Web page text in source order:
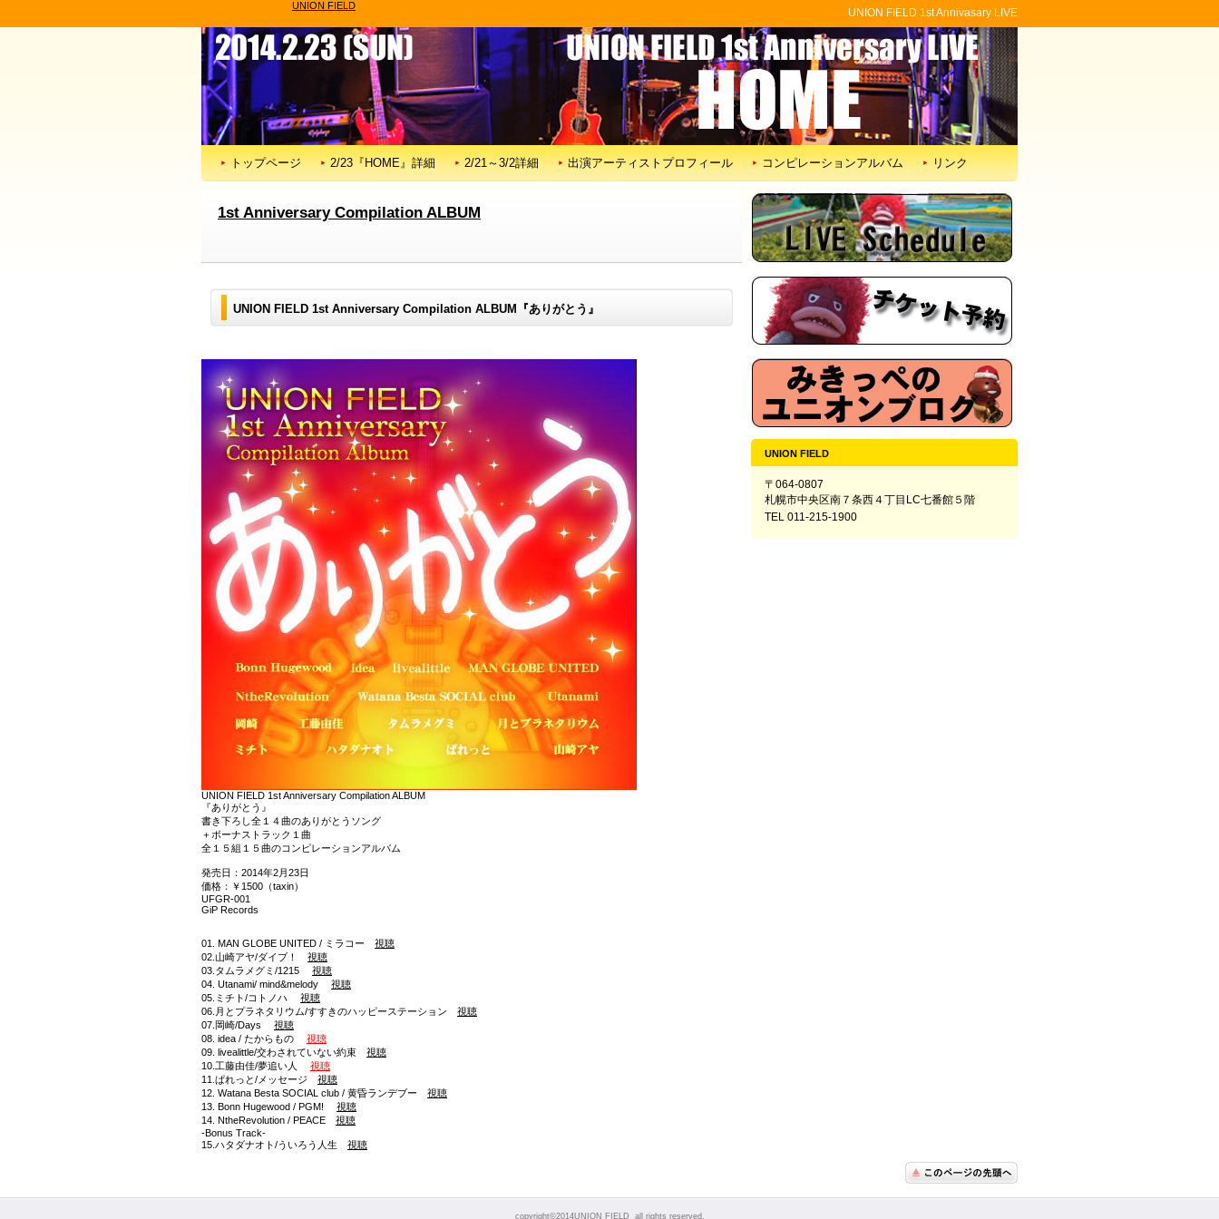
UNION FIELD 1st Annivasary LIVE
UNION FIELD
1st Anniversary Compilation ALBUM
UNION FIELD 1st Anniversary Compilation ALBUM『ありがとう』
UNION FIELD 1st Anniversary Compilation ALBUM
『ありがとう』
書き下ろし全１４曲のありがとうソング
＋ボーナストラック１曲
全１５組１５曲のコンピレーションアルバム
発売日：2014年2月23日
価格：￥1500（taxin）
UFGR-001
GiP Records
01. MAN GLOBE UNITED / ミラコー 視聴
02.山崎アヤ/ダイブ！ 視聴
03.タムラメグミ/1215 視聴
04. Utanami/ mind&melody 視聴
05.ミチト/コトノハ 視聴
06.月とプラネタリウム/すすきのハッピーステーション 視聴
07.岡崎/Days 視聴
08. idea / たからもの 視聴
09. livealittle/交わされていない約束 視聴
10.工藤由佳/夢追い人 視聴
11.ぱれっと/メッセージ 視聴
12. Watana Besta SOCIAL club / 黄昏ランデブー 視聴
13. Bonn Hugewood / PGM! 視聴
14. NtheRevolution / PEACE 視聴
-Bonus Track-
15.ハタダナオト/ういろう人生 視聴
トップページ 2/23『HOME』詳細 2/21～3/2詳細 出演アーティストプロフィール コンピレーションアルバム リンク
UNION FIELD
〒064-0807
札幌市中央区南７条西４丁目LC七番館５階
TEL 011-215-1900
copyright©2014UNION FIELD all rights reserved.